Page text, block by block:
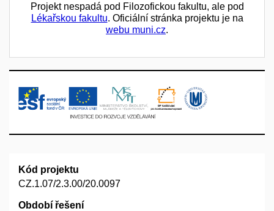
Projekt nespadá pod Filozofickou fakultu, ale pod
Lékařskou fakultu. Oficiální stránka projektu je na
webu muni.cz.
Kód projektu
CZ.1.07/2.3.00/20.0097
Období řešení